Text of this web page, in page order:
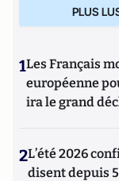
PLUS
1Les Français
européenne
ira le grand
2L’été 2026
disent depuis